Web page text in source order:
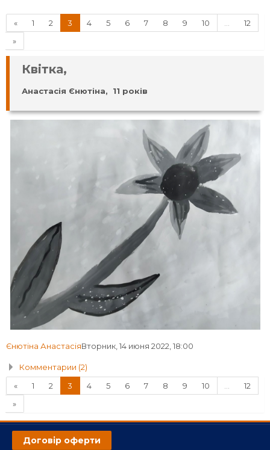
«Назад
1 2 3 (текущая)
4 5 6 7 8 9 10
12
»Далее
Квітка,
Анастасія Єнютіна, 11 років
Єнютіна АнастасіяВторник, 14 июня 2022, 18:00
Комментарии (2)
«Назад
1 2 3 (текущая)
4 5 6 7 8 9 10
12
»Далее
Договір оферти